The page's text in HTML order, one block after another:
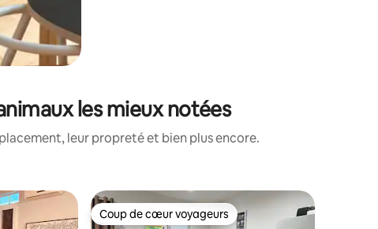
les mieux notées
leur propreté et bien plus encore.
Coup de cœur voyageurs
Coup de cœur voyageurs